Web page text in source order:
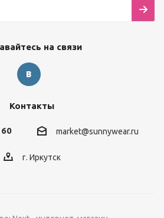
на связи
Контакты
market@sunnywear.ru
г. Иркутск